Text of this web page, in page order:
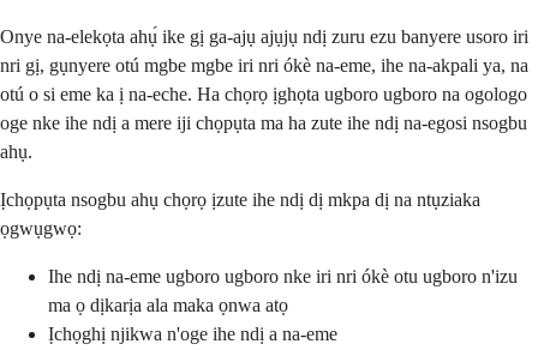
Onye na-elekọta ahụ́ ike gị ga-ajụ ajụjụ ndị zuru ezu banyere usoro iri
nri gị, gụnyere otú mgbe mgbe iri nri ókè na-eme, ihe na-akpali ya, na
otú o si eme ka ị na-eche. Ha chọrọ ịghọta ugboro ugboro na ogologo
oge nke ihe ndị a mere iji chọpụta ma ha zute ihe ndị na-egosi nsogbu
ahụ.
Ịchọpụta nsogbu ahụ chọrọ ịzute ihe ndị dị mkpa dị na ntụziaka
ọgwụgwọ:
Ihe ndị na-eme ugboro ugboro nke iri nri ókè otu ugboro n'izu
ma ọ dịkarịa ala maka ọnwa atọ
Ịchọghị njikwa n'oge ihe ndị a na-eme